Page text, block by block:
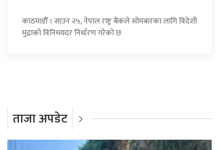
काठमाडौँ । साउन २५, नेपाल राष्ट्र बैंकले सोमबारका लागि विदेशी
मुद्राको विनिमयदर निर्धारण गरेको छ
ताजा अपडेट